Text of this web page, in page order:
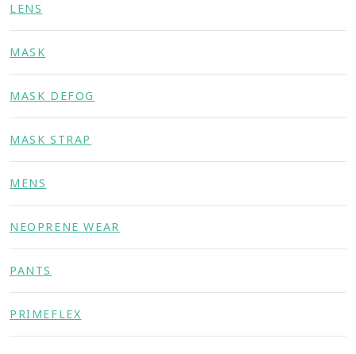
LENS
MASK
MASK DEFOG
MASK STRAP
MENS
NEOPRENE WEAR
PANTS
PRIMEFLEX